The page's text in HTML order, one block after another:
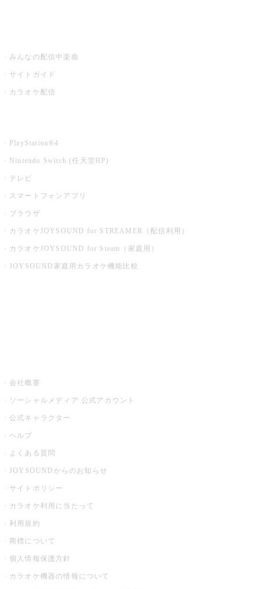
みんなの配信中楽曲
サイトガイド
カラオケ配信
PlayStation®4
Nintendo Switch (任天堂HP)
テレビ
スマートフォンアプリ
ブラウザ
カラオケJOYSOUND for STREAMER（配信利用）
カラオケJOYSOUND for Steam（家庭用）
JOYSOUND家庭用カラオケ機能比較
会社概要
ソーシャルメディア 公式アカウント
公式キャラクター
ヘルプ
よくある質問
JOYSOUNDからのお知らせ
サイトポリシー
カラオケ利用に当たって
利用規約
商標について
個人情報保護方針
カラオケ機器の情報について